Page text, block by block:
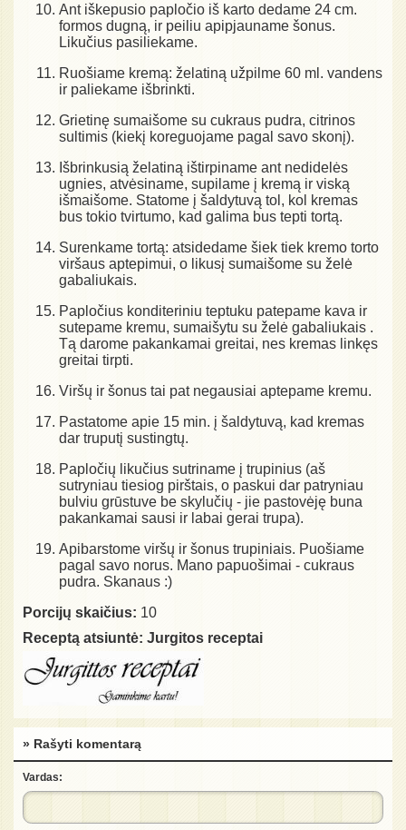
Ant iškepusio papločio iš karto dedame 24 cm.
formos dugną, ir peiliu apipjauname šonus.
Likučius pasiliekame.
Ruošiame kremą: želatiną užpilme 60 ml. vandens
ir paliekame išbrinkti.
Grietinę sumaišome su cukraus pudra, citrinos
sultimis (kiekį koreguojame pagal savo skonį).
Išbrinkusią želatiną ištirpiname ant nedidelės
ugnies, atvėsiname, supilame į kremą ir viską
išmaišome. Statome į šaldytuvą tol, kol kremas
bus tokio tvirtumo, kad galima bus tepti tortą.
Surenkame tortą: atsidedame šiek tiek kremo torto
viršaus aptepimui, o likusį sumaišome su želė
gabaliukais.
Papločius konditeriniu teptuku patepame kava ir
sutepame kremu, sumaišytu su želė gabaliukais .
Tą darome pakankamai greitai, nes kremas linkęs
greitai tirpti.
Viršų ir šonus tai pat negausiai aptepame kremu.
Pastatome apie 15 min. į šaldytuvą, kad kremas
dar truputį sustingtų.
Papločių likučius sutriname į trupinius (aš
sutryniau tiesiog pirštais, o paskui dar patryniau
bulviu grūstuve be skylučių - jie pastovėję buna
pakankamai sausi ir labai gerai trupa).
Apibarstome viršų ir šonus trupiniais. Puošiame
pagal savo norus. Mano papuošimai - cukraus
pudra. Skanaus :)
Porcijų skaičius: 10
Receptą atsiuntė: Jurgitos receptai
» Rašyti komentarą
Vardas: